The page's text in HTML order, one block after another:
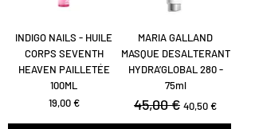
INDIGO NAILS - HUILE
CORPS SEVENTH
HEAVEN PAILLETÉE
100ML
Preis
19,00 €
MARIA GALLAND
MASQUE DESALTERANT
HYDRA’GLOBAL 280 -
75ml
Standardpreis
45,00 € Sale-Preis
40,50 €